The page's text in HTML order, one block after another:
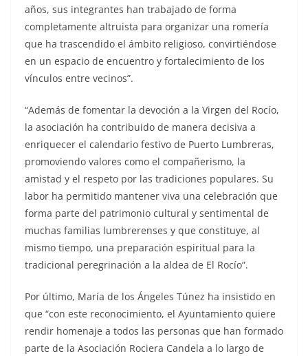
años, sus integrantes han trabajado de forma
completamente altruista para organizar una romería
que ha trascendido el ámbito religioso, convirtiéndose
en un espacio de encuentro y fortalecimiento de los
vínculos entre vecinos”.
“Además de fomentar la devoción a la Virgen del Rocío,
la asociación ha contribuido de manera decisiva a
enriquecer el calendario festivo de Puerto Lumbreras,
promoviendo valores como el compañerismo, la
amistad y el respeto por las tradiciones populares. Su
labor ha permitido mantener viva una celebración que
forma parte del patrimonio cultural y sentimental de
muchas familias lumbrerenses y que constituye, al
mismo tiempo, una preparación espiritual para la
tradicional peregrinación a la aldea de El Rocío”.
Por último, María de los Ángeles Túnez ha insistido en
que “con este reconocimiento, el Ayuntamiento quiere
rendir homenaje a todos las personas que han formado
parte de la Asociación Rociera Candela a lo largo de